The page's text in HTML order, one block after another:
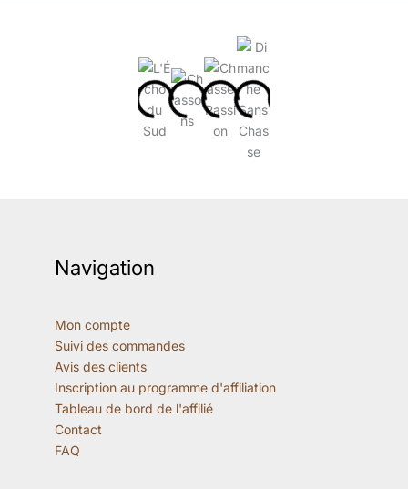
Navigation
Mon compte
Suivi des commandes
Avis des clients
Inscription au programme d'affiliation
Tableau de bord de l'affilié
Contact
FAQ